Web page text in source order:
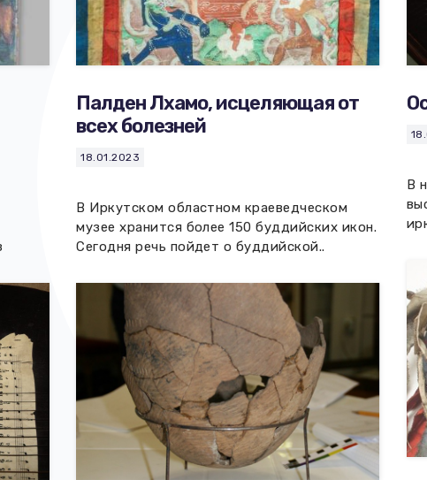
Палден Лхамо, исцеляющая от
всех болезней
18.01.2023
В Иркутском областном краеведческом
музее хранится более 150 буддийских икон.
Сегодня речь пойдет о буддийской..
В